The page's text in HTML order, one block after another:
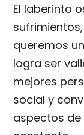
El laberinto
queremos
logra ser
mejores
social y
aspectos de